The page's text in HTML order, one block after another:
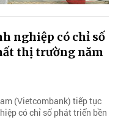
nghiệp có chỉ số
thị trường năm
(Vietcombank) tiếp tục
có chỉ số phát triển bền